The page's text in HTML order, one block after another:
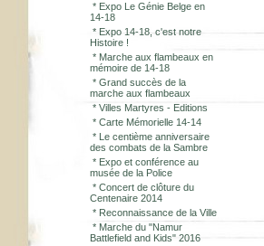
* Expo Le Génie Belge en
14-18
* Expo 14-18, c'est notre
Histoire !
* Marche aux flambeaux en
mémoire de 14-18
* Grand succès de la
marche aux flambeaux
* Villes Martyres - Editions
* Carte Mémorielle 14-14
* Le centième anniversaire
des combats de la Sambre
* Expo et conférence au
musée de la Police
* Concert de clôture du
Centenaire 2014
* Reconnaissance de la Ville
* Marche du "Namur
Battlefield and Kids" 2016